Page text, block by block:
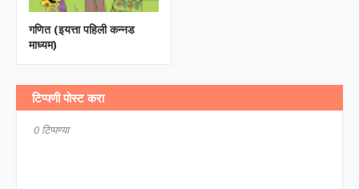
गणित (इयत्ता पहिली कन्नड
माध्यम)
टिप्पणी पोस्ट करा
0 टिप्पण्या